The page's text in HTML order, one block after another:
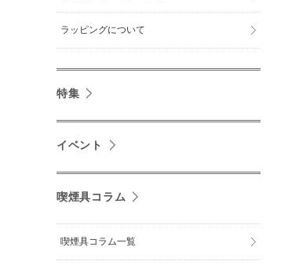
ラッピングについて
特集
イベント
喫煙具コラム
喫煙具コラム一覧